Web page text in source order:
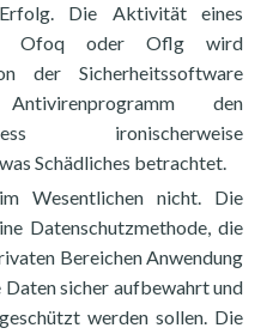
Die Aktivität eines
Ofoq oder Oflg wird
der Sicherheitssoftware
den
ironischerweise
Schädliches betrachtet.
Wesentlichen nicht. Die
Datenschutzmethode, die
Bereichen Anwendung
sicher aufbewahrt und
werden sollen. Die